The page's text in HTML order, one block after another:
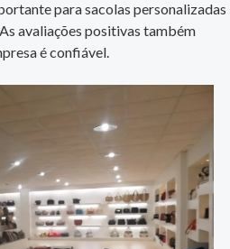
para sacolas personalizadas
avaliações positivas também
é confiável.